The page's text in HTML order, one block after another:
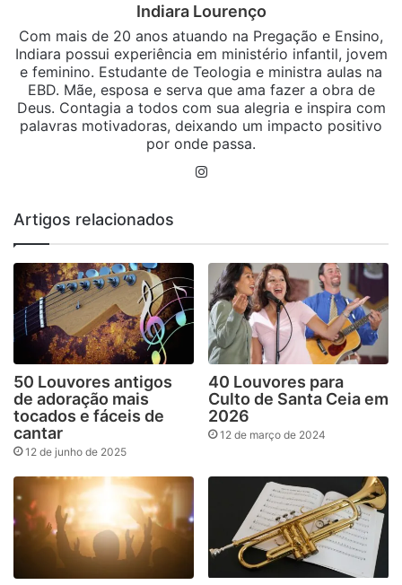
Indiara Lourenço
Com mais de 20 anos atuando na Pregação e Ensino,
Indiara possui experiência em ministério infantil, jovem
e feminino. Estudante de Teologia e ministra aulas na
EBD. Mãe, esposa e serva que ama fazer a obra de
Deus. Contagia a todos com sua alegria e inspira com
palavras motivadoras, deixando um impacto positivo
por onde passa.
Artigos relacionados
50 Louvores antigos
de adoração mais
tocados e fáceis de
cantar
12 de junho de 2025
40 Louvores para
Culto de Santa Ceia em
2026
12 de março de 2024